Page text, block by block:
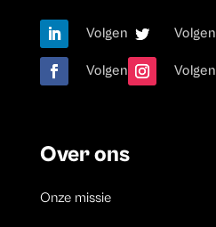
Volgen Volgen
Volgen Volgen
Over ons
Onze missie